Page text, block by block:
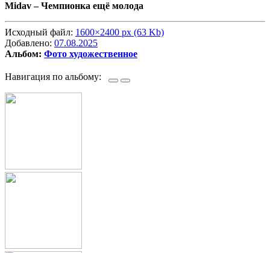
Midav –Чемпионка ещё молода
Исходный файл: 1600×2400 px (63 Kb)
Добавлено: 07.08.2025
Альбом: Фото художественное
Навигация по альбому: